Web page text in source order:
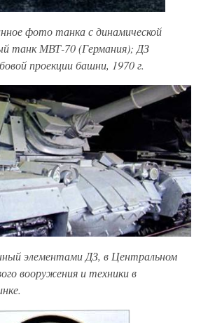
фото танка с динамической
танк МВТ-70 (Германия); ДЗ
проекции башни, 1970 г.
элементами ДЗ, в Центральном
вооружения и техники в